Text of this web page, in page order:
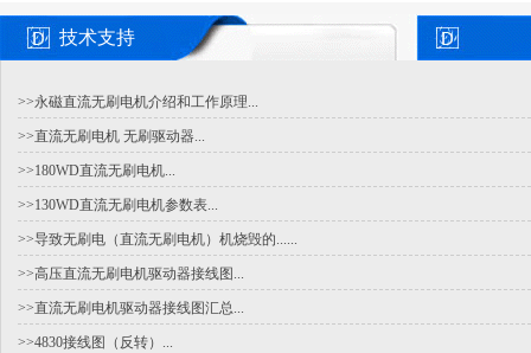
技术支持
>>永磁直流无刷电机介绍和工作原理...
>>直流无刷电机 无刷驱动器...
>>180WD直流无刷电机...
>>130WD直流无刷电机参数表...
>>导致无刷电（直流无刷电机）机烧毁的......
>>高压直流无刷电机驱动器接线图...
>>直流无刷电机驱动器接线图汇总...
>>4830接线图（反转）...